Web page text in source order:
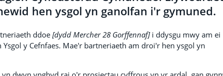
hen ysgol yn ganolfan i'r gymuned.
ddoe [dydd Mercher 28 Gorffennaf]i ddysgu mwy am ei
y Cefnfaes. Mae'r bartneriaeth am droi'r hen ysgol yn